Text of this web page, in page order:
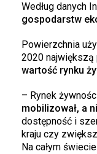
Według danych
gospodarstw
Powierzchnia
2020 największą
wartość rynku
– Rynek
mobilizował, a
dostępność i
kraju czy
Na całym